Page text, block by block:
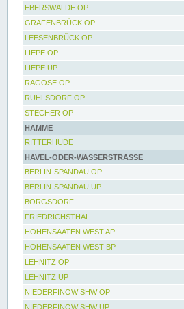
EBERSWALDE OP
GRAFENBRÜCK OP
LEESENBRÜCK OP
LIEPE OP
LIEPE UP
RAGÖSE OP
RUHLSDORF OP
STECHER OP
HAMME
RITTERHUDE
HAVEL-ODER-WASSERSTRASSE
BERLIN-SPANDAU OP
BERLIN-SPANDAU UP
BORGSDORF
FRIEDRICHSTHAL
HOHENSAATEN WEST AP
HOHENSAATEN WEST BP
LEHNITZ OP
LEHNITZ UP
NIEDERFINOW SHW OP
NIEDERFINOW SHW UP